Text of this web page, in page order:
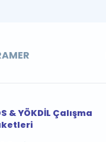
& YÖKDİL Çalışma